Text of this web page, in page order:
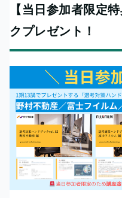
【当日参加者限定
クプレゼント！